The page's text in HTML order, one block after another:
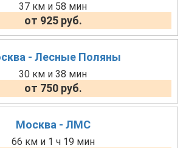
37 км и 58 мин
от 925 руб.
- Лесные Поляны
30 км и 38 мин
от 750 руб.
Москва - ЛМС
66 км и 1 ч 19 мин